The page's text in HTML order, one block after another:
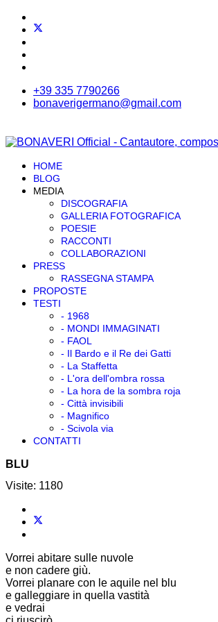
+39 335 7790266
HOME
BLOG
DISCOGRAFIA
GALLERIA FOTOGRAFICA
POESIE
RACCONTI
COLLABORAZIONI
PRESS
PROPOSTE
TESTI
- 1968
- MONDI IMMAGINATI
- FAOL
- Il Bardo e il Re dei Gatti
- La Staffetta
- L'ora dell'ombra rossa
- La hora de la sombra roja
- Città invisibili
CONTATTI
BLU
Visite: 1180